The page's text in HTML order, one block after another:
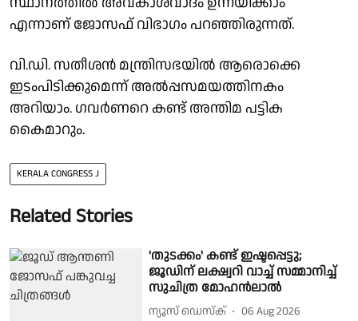
എന്നാണ് ജോസഫ് വിഭാഗം പറഞ്ഞിരുന്നത്.
വി.ഡി. സതീശൻ മന്ത്രിസഭയിൽ ആരൊക്കെ
ഇടംപിടിക്കുമെന്ന് അൽപ്പസമയത്തിനകം
അറിയാം. ഗവർണറെ കണ്ട് അന്തിമ പട്ടിക
കൈമാറും.
KERALA CONGRESS J
Related Stories
'തുടക്കം' കണ്ട് ഇഷ്ടപ്പെട്ടു;
ജൂഡിന് ലക്ഷ്വറി വാച്ച് സമ്മാനിച്ച്
സുചിത്ര മോഹൻലാൽ
ന്യൂസ് ഡെസ്ക് 06 Aug 2026